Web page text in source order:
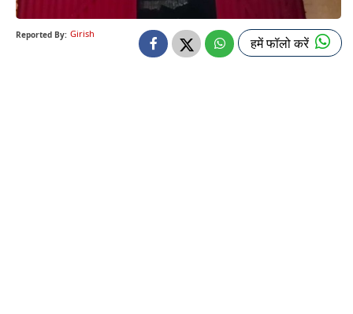
Reported By: Girish
हमें फॉलो करें